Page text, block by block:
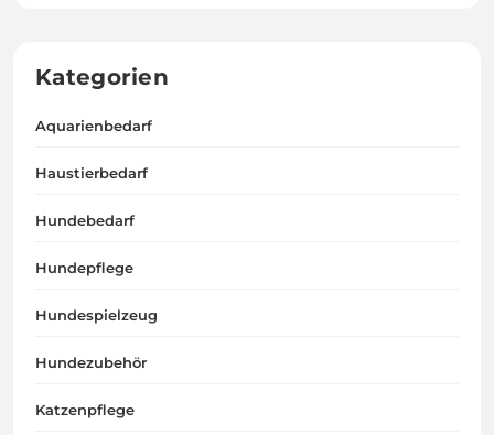
Kategorien
Aquarienbedarf
Haustierbedarf
Hundebedarf
Hundepflege
Hundespielzeug
Hundezubehör
Katzenpflege